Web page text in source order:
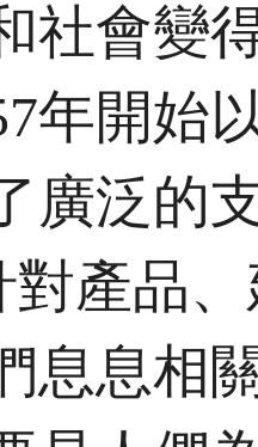
社會變
年開始
廣泛的
對產品
息息相